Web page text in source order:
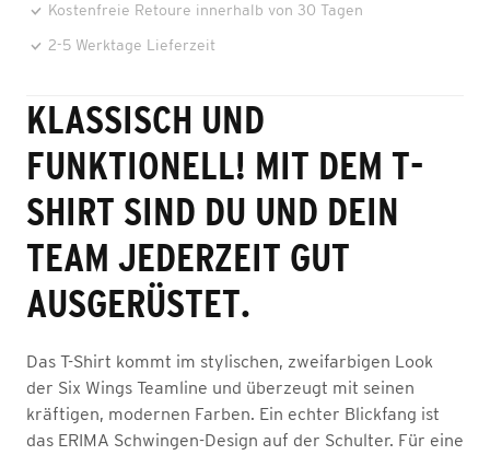
Kostenfreie Retoure innerhalb von 30 Tagen
2-5 Werktage Lieferzeit
KLASSISCH UND
FUNKTIONELL! MIT DEM T-
SHIRT SIND DU UND DEIN
TEAM JEDERZEIT GUT
AUSGERÜSTET.
Das T-Shirt kommt im stylischen, zweifarbigen Look
der Six Wings Teamline und überzeugt mit seinen
kräftigen, modernen Farben. Ein echter Blickfang ist
das ERIMA Schwingen-Design auf der Schulter. Für eine